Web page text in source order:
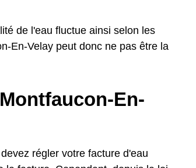
de l'eau fluctue ainsi selon les
En-Velay peut donc ne pas être la
En-
régler votre facture d'eau